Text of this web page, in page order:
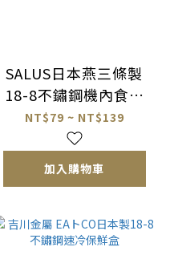
SALUS日本燕三條製
18-8不鏽鋼機內食便
攜餐具
NT$79 ~ NT$139
加入購物車